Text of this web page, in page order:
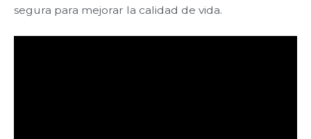
segura para mejorar la calidad de vida.